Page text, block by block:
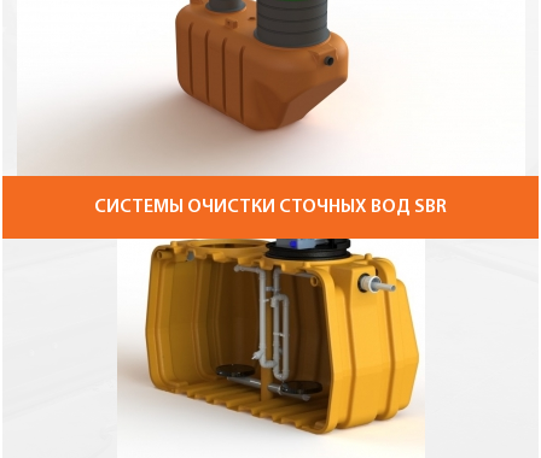
СИСТЕМЫ ОЧИСТКИ СТОЧНЫХ ВОД SBR